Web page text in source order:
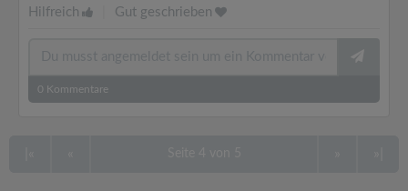
Hilfreich Gut geschrieben
0 Kommentare